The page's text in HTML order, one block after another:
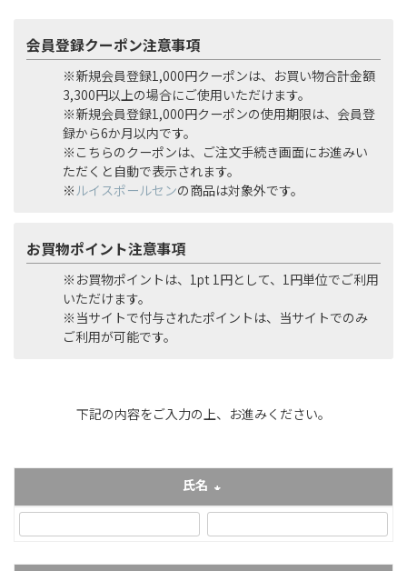
会員登録クーポン注意事項
※新規会員登録1,000円クーポンは、お買い物合計金額
3,300円以上の場合にご使用いただけます。
※新規会員登録1,000円クーポンの使用期限は、会員登
録から6か月以内です。
※こちらのクーポンは、ご注文手続き画面にお進みい
ただくと自動で表示されます。
※ ルイスポールセンの商品は対象外です。
お買物ポイント注意事項
※お買物ポイントは、1pt 1円として、1円単位でご利用
いただけます。
※当サイトで付与されたポイントは、当サイトでのみ
ご利用が可能です。
下記の内容をご入力の上、お進みください。
氏名
(必須)